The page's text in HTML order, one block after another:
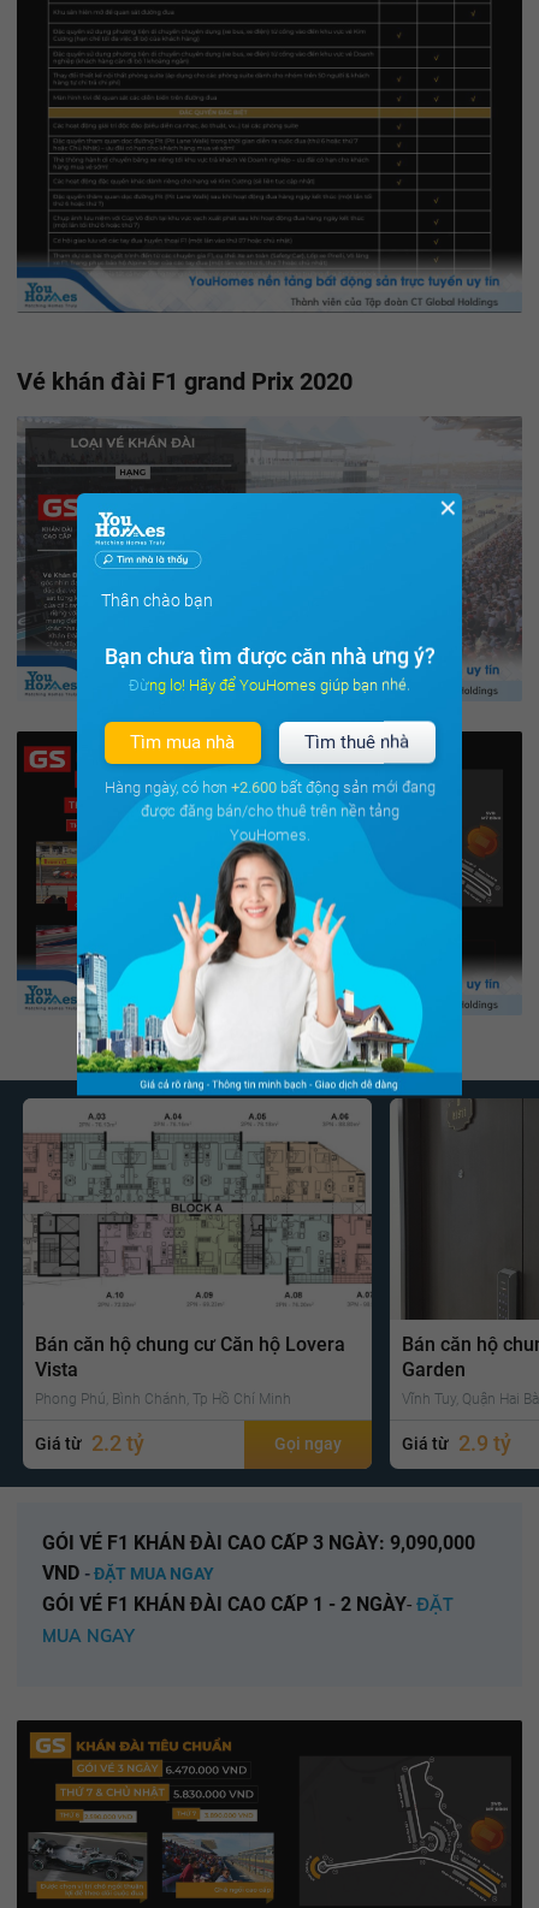
Vé khán đài F1 grand Prix 2020
Bán căn hộ chung cư Căn hộ Lovera
Vista
Phong Phú, Bình Chánh, Tp Hồ Chí Minh
Giá từ 2.2 tỷ Gọi ngay
Bán căn hộ
Garden
Vĩnh Tuy, Quận Hai
Giá từ 2.9 tỷ
GÓI VÉ F1 KHÁN ĐÀI CAO CẤP 3 NGÀY: 9,090,000
VND -ĐẶT MUA NGAY
GÓI VÉ F1 KHÁN ĐÀI CAO CẤP 1 - 2 NGÀY- ĐẶT
MUA NGAY
✕
Thân chào bạn
Bạn chưa tìm được căn nhà ưng ý?
Đừng lo! Hãy để YouHomes giúp bạn nhé.
Tìm mua nhà Tìm thuê nhà
Hàng ngày, có hơn +2.600bất động sản mới đang
được đăng bán/cho thuê trên nền tảng
YouHomes.